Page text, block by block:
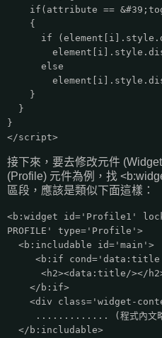
if(attribute ==
{
if
else
}
}
}
</script>
接下來，要去修改元件
(Profile) 元件為例，找
區段，應該是類似下面這樣：
<b:widget id='Profile1'
PROFILE' type='Profile'>
<b:includable id='main'>
<b:if cond='data:title
<h2><data:title/></
</b:if>
<div class='widget-
............. (程式內文略
</b:includable>